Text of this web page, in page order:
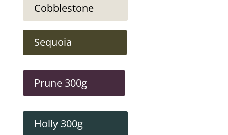
Cobblestone
Sequoia
Prune 300g
Holly 300g